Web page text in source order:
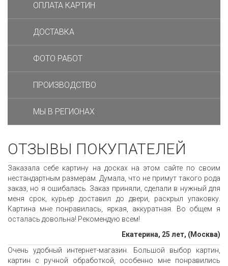
ОПЛАТА КАРТИН
ДОСТАВКА
ФОТО РАБОТ
ПРОИЗВОДСТВО
МЫ В РЕГИОНАХ
ОТЗЫВЫ ПОКУПАТЕЛЕЙ
Заказала себе картину на досках на этом сайте по своим
нестандартным размерам. Думала, что не примут такого рода
заказ, но я ошибалась. Заказ приняли, сделали в нужный для
меня срок, курьер доставил до двери, раскрыл упаковку.
Картина мне понравилась, яркая, аккуратная. Во общем я
осталась довольна! Рекомендую всем!
Екатерина, 25 лет, (Москва)
Очень удобный интернет-магазин. Большой выбор картин,
картин с ручной обработкой, особенно мне понравились